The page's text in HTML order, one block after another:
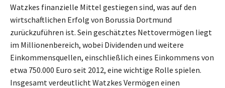
Watzkes finanzielle Mittel gestiegen sind, was auf den
wirtschaftlichen Erfolg von Borussia Dortmund
zurückzuführen ist. Sein geschätztes Nettovermögen liegt
im Millionenbereich, wobei Dividenden und weitere
Einkommensquellen, einschließlich eines Einkommens von
etwa 750.000 Euro seit 2012, eine wichtige Rolle spielen.
Insgesamt verdeutlicht Watzkes Vermögen einen